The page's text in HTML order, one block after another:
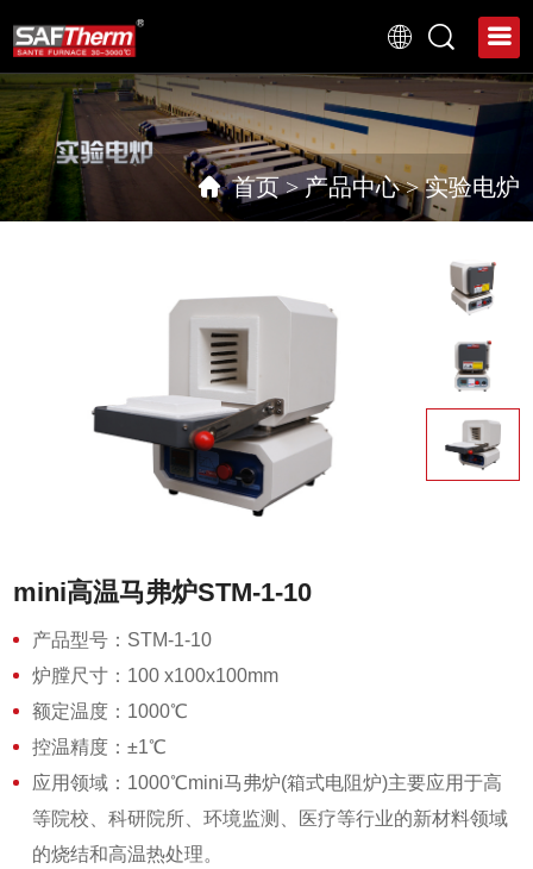
首页>产品中心>实验电炉
mini高温马弗炉STM-1-10
产品型号：STM-1-10
炉膛尺寸：100 x100x100mm
额定温度：1000℃
控温精度：±1℃
应用领域：1000℃mini马弗炉(箱式电阻炉)主要应用于高
等院校、科研院所、环境监测、医疗等行业的新材料领域
的烧结和高温热处理。